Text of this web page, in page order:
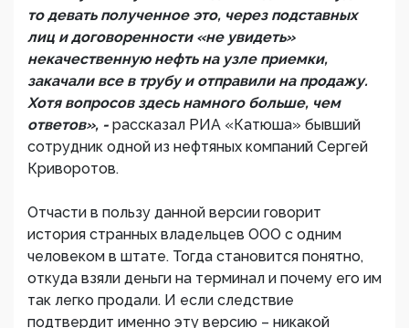
то девать полученное это, через подставных
лиц и договоренности «не увидеть»
некачественную нефть на узле приемки,
закачали все в трубу и отправили на продажу.
Хотя вопросов здесь намного больше, чем
ответов», - рассказал РИА «Катюша» бывший
сотрудник одной из нефтяных компаний Сергей
Криворотов.
Отчасти в пользу данной версии говорит
история странных владельцев ООО с одним
человеком в штате. Тогда становится понятно,
откуда взяли деньги на терминал и почему его им
так легко продали. И если следствие
подтвердит именно эту версию – никакой